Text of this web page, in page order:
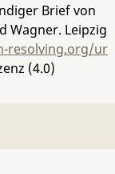
Brief von
Wagner. Leipzig
resolving.org/ur
(4.0)